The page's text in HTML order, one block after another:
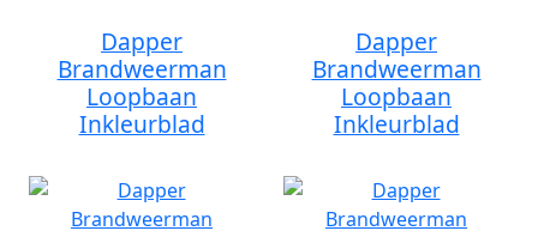
Dapper
Brandweerman
Loopbaan
Inkleurblad
Dapper
Brandweerman
Loopbaan
Inkleurblad